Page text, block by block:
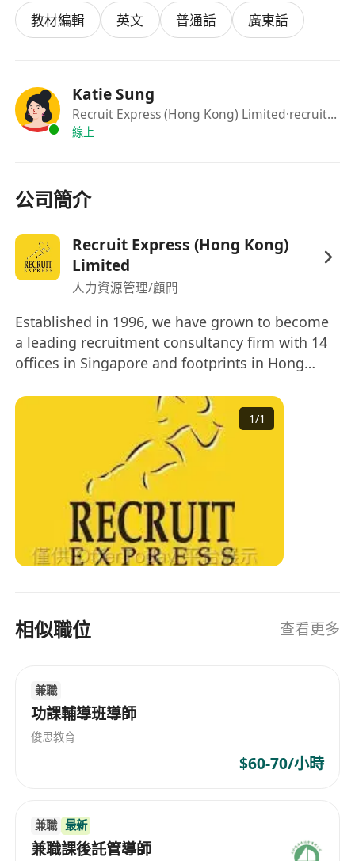
教材編輯 英文 普通話 廣東話
Katie Sung
Recruit Express (Hong Kong) Limited·recruitment specialist
線上
公司簡介
Recruit Express (Hong Kong)
Limited
人力資源管理/顧問
Established in 1996, we have grown to become
a leading recruitment consultancy firm with 14
offices in Singapore and footprints in Hong
significant year for us as we get listed on the
Singapore Stock Exchange.
1/1
相似職位 查看更多
兼職
功課輔導班導師
俊思教育
$60-70/小時
兼職 最新
兼職課後託管導師